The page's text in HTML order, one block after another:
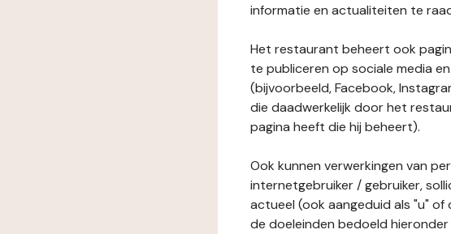
informatie en actualiteiten te
Het restaurant beheert ook
te publiceren op sociale media
(bijvoorbeeld, Facebook,
die daadwerkelijk door het
pagina heeft die hij beheert).
Ook kunnen verwerkingen van
internetgebruiker / gebruiker,
actueel (ook aangeduid als "u"
de doeleinden bedoeld